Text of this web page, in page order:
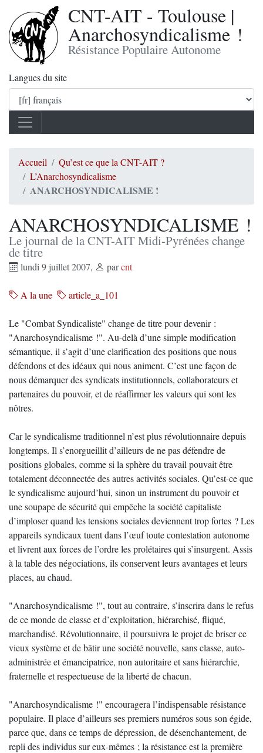
CNT-AIT - Toulouse |
Anarchosyndicalisme !
Résistance Populaire Autonome
Langues du site
Accueil
Qu’est ce que la CNT-AIT ?
L’Anarchosyndicalisme
ANARCHOSYNDICALISME !
ANARCHOSYNDICALISME !
Le journal de la CNT-AIT Midi-Pyrénées change
de titre
lundi 9 juillet 2007, parcnt
A la une article_a_101
Le "Combat Syndicaliste" change de titre pour devenir :
"Anarchosyndicalisme !". Au-delà d’une simple modification
sémantique, il s’agit d’une clarification des positions que nous
défendons et des idéaux qui nous animent. C’est une façon de
nous démarquer des syndicats institutionnels, collaborateurs et
partenaires du pouvoir, et de réaffirmer les valeurs qui sont les
nôtres.
Car le syndicalisme traditionnel n’est plus révolutionnaire depuis
longtemps. Il s’enorgueillit d’ailleurs de ne pas défendre de
positions globales, comme si la sphère du travail pouvait être
totalement déconnectée des autres activités sociales. Qu’est-ce que
le syndicalisme aujourd’hui, sinon un instrument du pouvoir et
une soupape de sécurité qui empêche la société capitaliste
d’imploser quand les tensions sociales deviennent trop fortes ? Les
appareils syndicaux tuent dans l’œuf toute contestation autonome
et livrent aux forces de l’ordre les prolétaires qui s’insurgent. Assis
à la table des négociations, ils conservent leurs avantages et leurs
places, au chaud.
"Anarchosyndicalisme !", tout au contraire, s’inscrira dans le refus
de ce monde de classe et d’exploitation, hiérarchisé, fliqué,
marchandisé. Révolutionnaire, il poursuivra le projet de briser ce
vieux système et de bâtir une société nouvelle, sans classe, auto-
administrée et émancipatrice, non autoritaire et sans hiérarchie,
fraternelle et respectueuse de la liberté de chacun.
"Anarchosyndicalisme !" encouragera l’indispensable résistance
populaire. Il place d’ailleurs ses premiers numéros sous son égide,
parce que, dans ce temps de dépression, de désenchantement, de
repli des individus sur eux-mêmes ; la résistance est la première